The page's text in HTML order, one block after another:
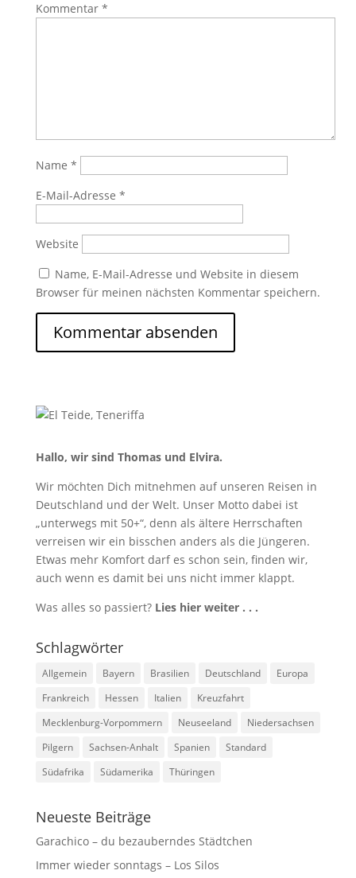
Kommentar *
Name *
E-Mail-Adresse *
Website
Name, E-Mail-Adresse und Website in diesem
Browser für meinen nächsten Kommentar speichern.
Hallo, wir sind Thomas und Elvira.
Wir möchten Dich mitnehmen auf unseren Reisen in
Deutschland und der Welt. Unser Motto dabei ist
„unterwegs mit 50+“, denn als ältere Herrschaften
verreisen wir ein bisschen anders als die Jüngeren.
Etwas mehr Komfort darf es schon sein, finden wir,
auch wenn es damit bei uns nicht immer klappt.
Was alles so passiert? Lies hier weiter . . .
Schlagwörter
Allgemein Bayern Brasilien Deutschland
Europa
Frankreich
Hessen Italien
Kreuzfahrt
Mecklenburg-Vorpommern
Neuseeland
Niedersachsen
Pilgern
Sachsen-Anhalt Spanien
Standard
Südafrika
Südamerika Thüringen
Neueste Beiträge
Garachico – du bezauberndes Städtchen
Immer wieder sonntags – Los Silos